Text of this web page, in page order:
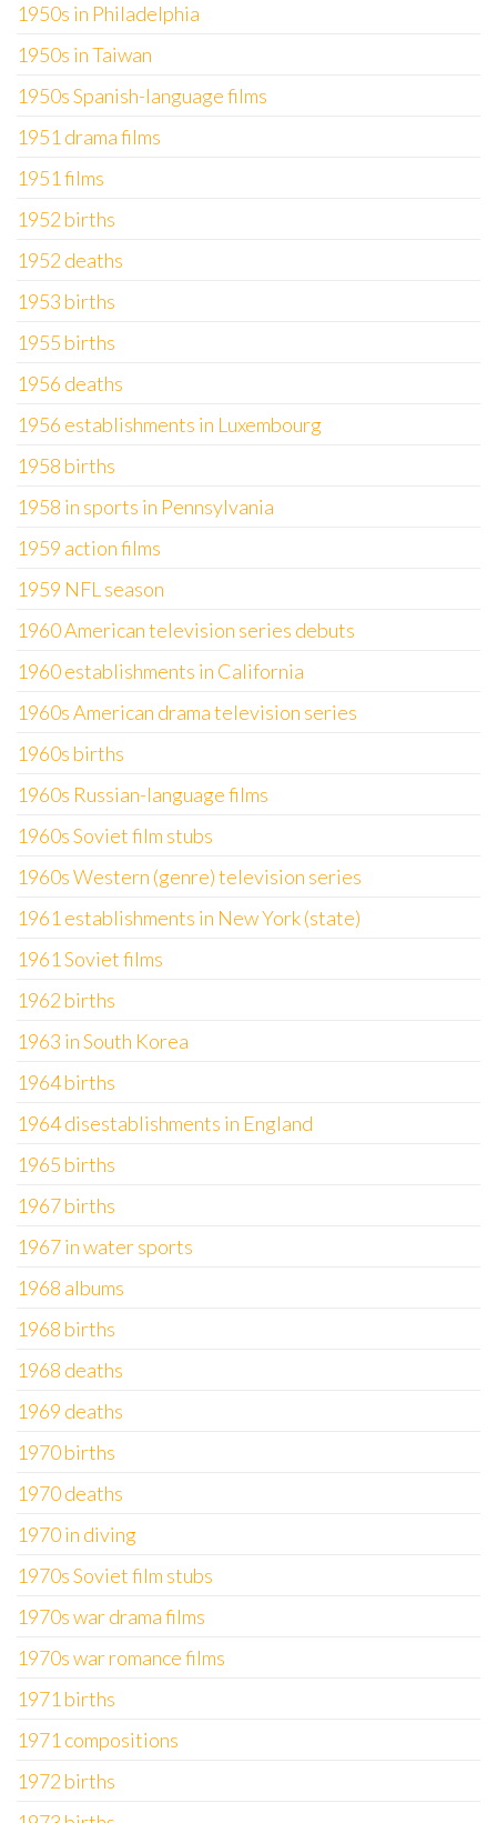
1950s in Philadelphia
1950s in Taiwan
1950s Spanish-language films
1951 drama films
1951 films
1952 births
1952 deaths
1953 births
1955 births
1956 deaths
1956 establishments in Luxembourg
1958 births
1958 in sports in Pennsylvania
1959 action films
1959 NFL season
1960 American television series debuts
1960 establishments in California
1960s American drama television series
1960s births
1960s Russian-language films
1960s Soviet film stubs
1960s Western (genre) television series
1961 establishments in New York (state)
1961 Soviet films
1962 births
1963 in South Korea
1964 births
1964 disestablishments in England
1965 births
1967 births
1967 in water sports
1968 albums
1968 births
1968 deaths
1969 deaths
1970 births
1970 deaths
1970 in diving
1970s Soviet film stubs
1970s war drama films
1970s war romance films
1971 births
1971 compositions
1972 births